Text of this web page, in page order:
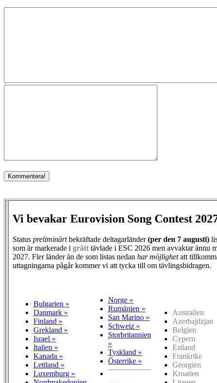
Vi bevakar Eurovision Song Contest
Status preliminärtbekräftade deltagarländer(per den 7 augusti)
som är markerade i grått tävlade i ESC 2026 men avvaktar ännu
2027. Fler länder än de som listas nedan har möjlighetatt
uttagningarna pågår kommer vi att tycka till om tävlingsbidragen.
Bulgarien »
Danmark »
Finland »
Grekland »
Israel »
Italien »
Kanada »
Lettland »
Luxemburg »
Norge »
Rumänien »
San Marino »
Schweiz »
Storbritannien
»
Tyskland »
Österrike »
Australien
Azerbajdzjan
Belgien
Cypern
Estland
Frankrike
Georgien
Kroatien